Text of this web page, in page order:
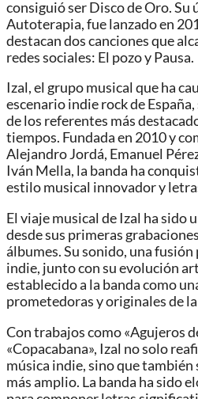
consiguió ser Disco de Oro.
Autoterapia, fue lanzado en
destacan dos canciones que
redes sociales: El pozo y Pausa.
Izal, el grupo musical que ha
escenario indie rock de
de los referentes más
tiempos. Fundada en 2010 y
Alejandro Jordá, Emanuel
Iván Mella, la banda ha
estilo musical innovador y
El viaje musical de Izal ha sido
desde sus primeras
álbumes. Su sonido, una
indie, junto con su evolución
establecido a la banda como
prometedoras y originales de
Con trabajos como «Agujeros
«Copacabana», Izal no solo
música indie, sino que también
más amplio. La banda ha sido